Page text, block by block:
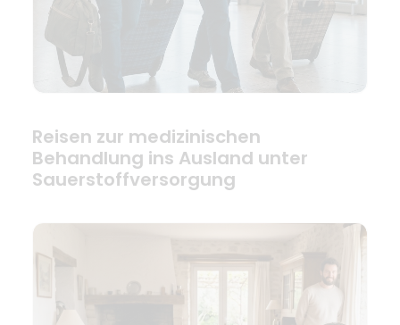
Reisen zur medizinischen
Behandlung ins Ausland unter
Sauerstoffversorgung